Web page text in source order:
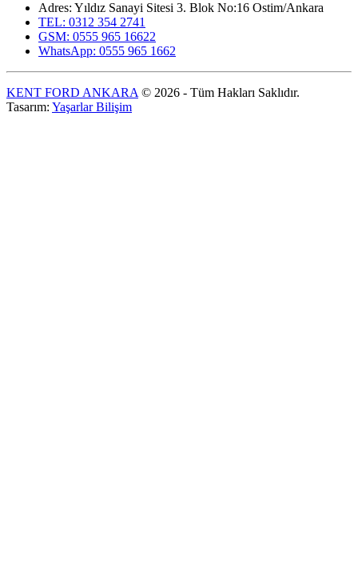
Adres: Yıldız Sanayi Sitesi 3. Blok No:16 Ostim/Ankara
TEL: 0312 354 2741
GSM: 0555 965 16622
WhatsApp: 0555 965 1662
KENT FORD ANKARA © 2026 - Tüm Hakları Saklıdır.
Tasarım: Yaşarlar Bilişim